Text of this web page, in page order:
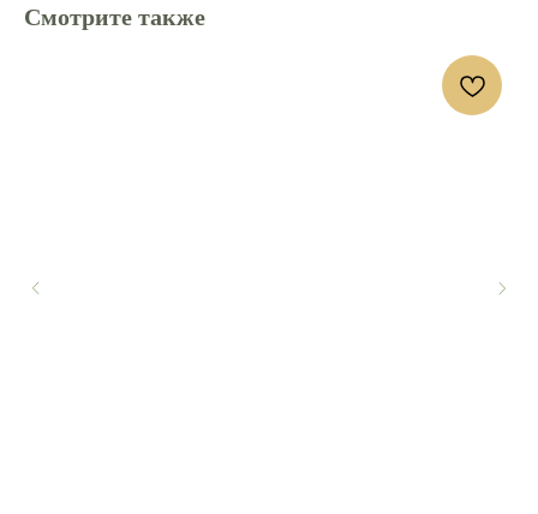
Смотрите также